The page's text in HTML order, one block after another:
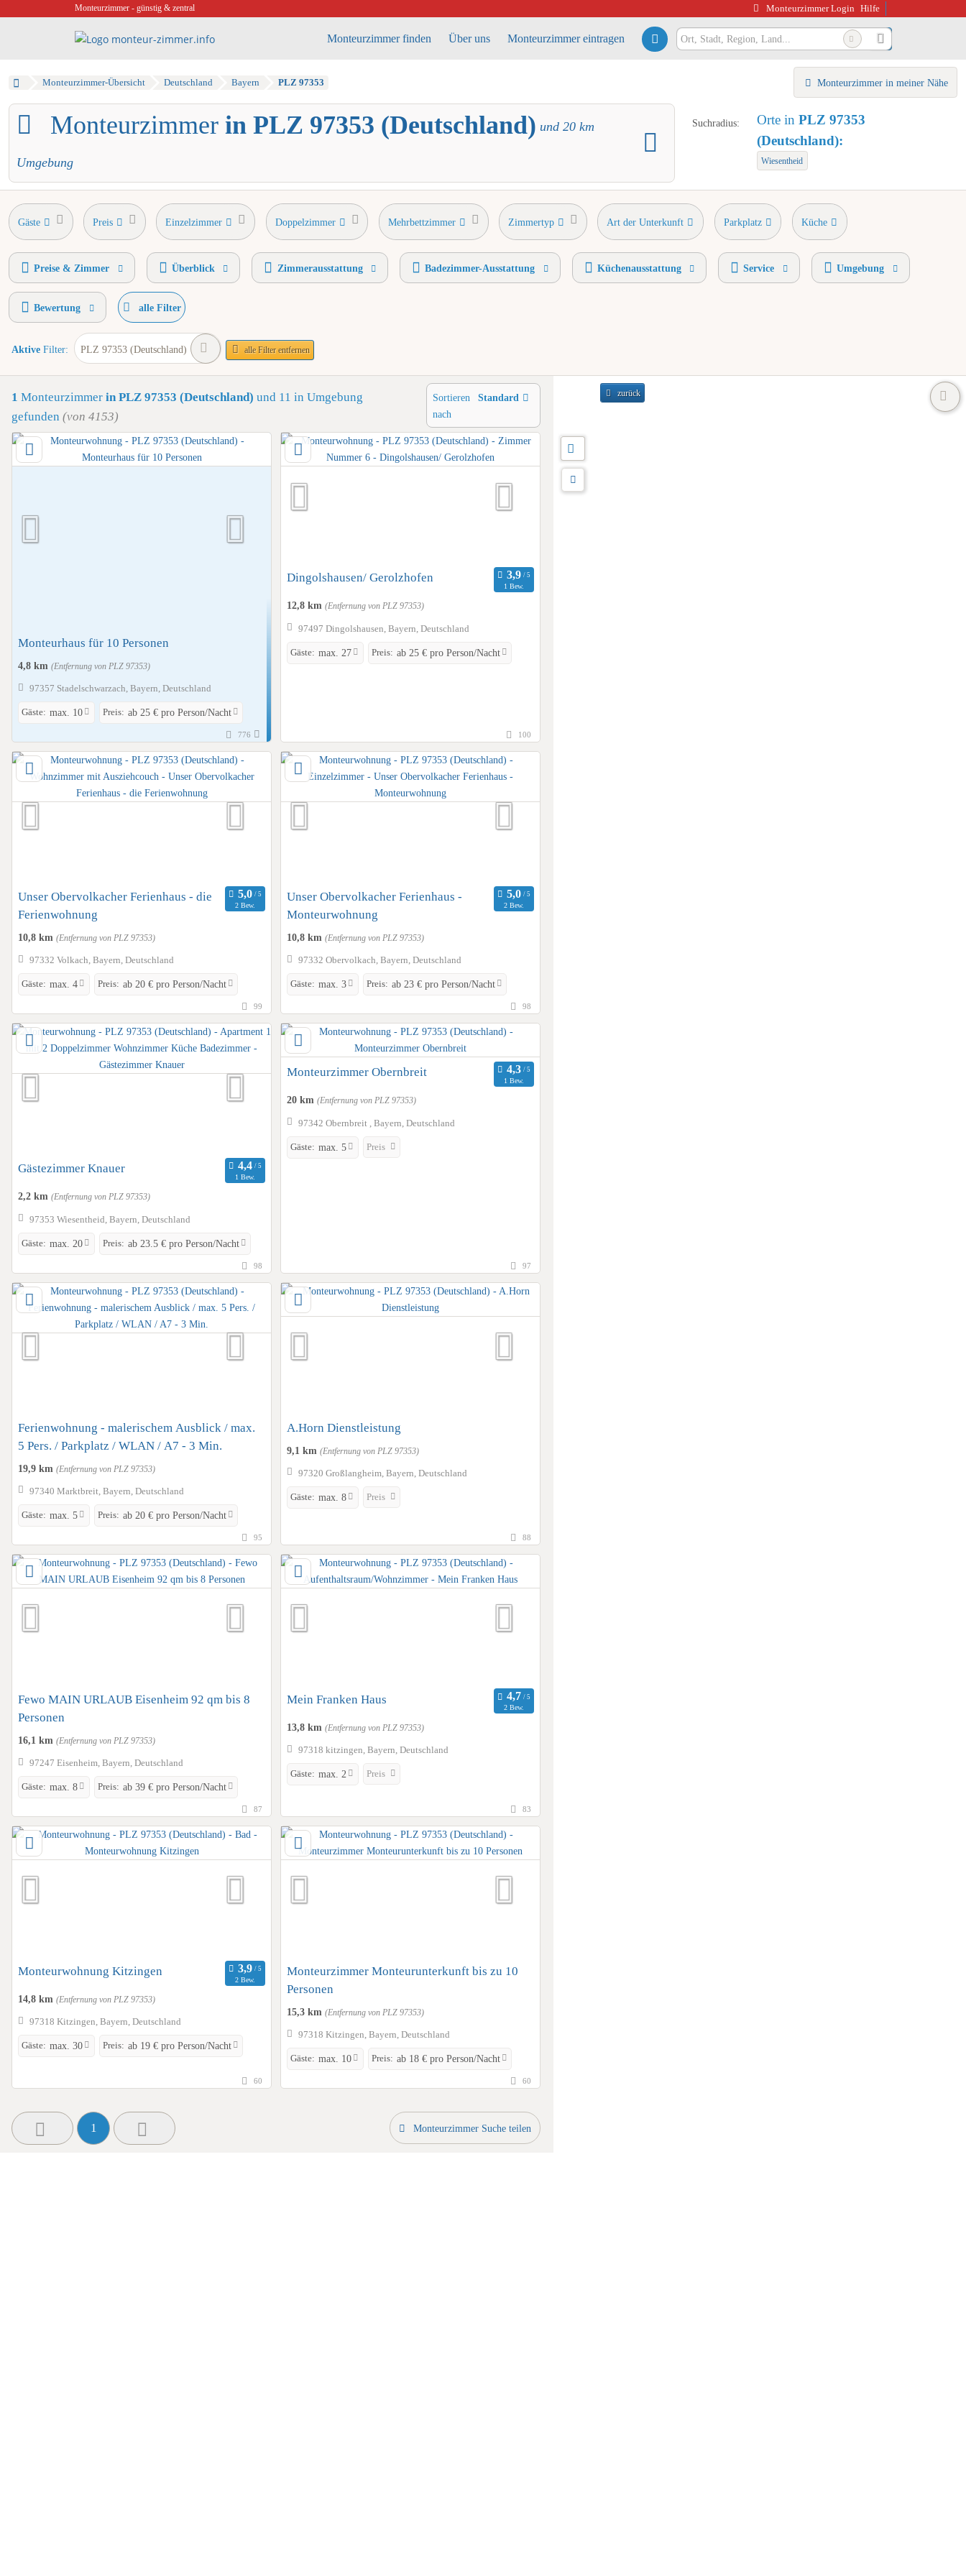
Monteurzimmer - günstig & zentral Monteurzimmer Login Hilfe
Monteurzimmer finden Über uns Monteurzimmer eintragen
Monteurzimmer-Übersicht Deutschland Bayern PLZ 97353 Monteurzimmer in meiner Nähe
Monteurzimmer in PLZ 97353 (Deutschland) und 20 km
Umgebung
Suchradius: Orte in PLZ 97353
(Deutschland):
Wiesentheid
Gäste Preis Einzelzimmer Doppelzimmer Mehrbettzimmer Zimmertyp Art der Unterkunft Parkplatz Küche
Einzelbetten
Preise & Zimmer Überblick Zimmerausstattung Badezimmer-Ausstattung Küchenausstattung Service Umgebung
Bewertung alle Filter
Aktive Filter: PLZ 97353 (Deutschland) alle Filter entfernen
1 Monteurzimmer in PLZ 97353 (Deutschland) und 11 in Umgebung
gefunden (von 4153)
Sortieren
nach
Standard
Monteurhaus für 10 Personen
4,8 km (Entfernung von PLZ 97353)
97357 Stadelschwarzach, Bayern, Deutschland
Gäste: max. 10 Preis: ab 25 € pro Person/Nacht
776
Dingolshausen/ Gerolzhofen
1 Bew.
12,8 km (Entfernung von PLZ 97353)
97497 Dingolshausen, Bayern, Deutschland
Gäste: max. 27 Preis: ab 25 € pro Person/Nacht
100
Unser Obervolkacher Ferienhaus - die
Ferienwohnung
2 Bew.
10,8 km (Entfernung von PLZ 97353)
97332 Volkach, Bayern, Deutschland
Gäste: max. 4 Preis: ab 20 € pro Person/Nacht
99
Unser Obervolkacher Ferienhaus -
Monteurwohnung
2 Bew.
10,8 km (Entfernung von PLZ 97353)
97332 Obervolkach, Bayern, Deutschland
Gäste: max. 3 Preis: ab 23 € pro Person/Nacht
98
Gästezimmer Knauer
1 Bew.
2,2 km (Entfernung von PLZ 97353)
97353 Wiesentheid, Bayern, Deutschland
Gäste: max. 20 Preis: ab 23.5 € pro Person/Nacht
98
Monteurzimmer Obernbreit
1 Bew.
20 km (Entfernung von PLZ 97353)
97342 Obernbreit , Bayern, Deutschland
Gäste: max. 5 Preis
97
Ferienwohnung - malerischem Ausblick / max.
5 Pers. / Parkplatz / WLAN / A7 - 3 Min.
19,9 km (Entfernung von PLZ 97353)
97340 Marktbreit, Bayern, Deutschland
Gäste: max. 5 Preis: ab 20 € pro Person/Nacht
95
A.Horn Dienstleistung
9,1 km (Entfernung von PLZ 97353)
97320 Großlangheim, Bayern, Deutschland
Gäste: max. 8 Preis
88
Fewo MAIN URLAUB Eisenheim 92 qm bis 8
Personen
16,1 km (Entfernung von PLZ 97353)
97247 Eisenheim, Bayern, Deutschland
Gäste: max. 8 Preis: ab 39 € pro Person/Nacht
87
Mein Franken Haus
2 Bew.
13,8 km (Entfernung von PLZ 97353)
97318 kitzingen, Bayern, Deutschland
Gäste: max. 2 Preis
83
Monteurwohnung Kitzingen
2 Bew.
14,8 km (Entfernung von PLZ 97353)
97318 Kitzingen, Bayern, Deutschland
Gäste: max. 30 Preis: ab 19 € pro Person/Nacht
60
Monteurzimmer Monteurunterkunft bis zu 10
Personen
15,3 km (Entfernung von PLZ 97353)
97318 Kitzingen, Bayern, Deutschland
Gäste: max. 10 Preis: ab 18 € pro Person/Nacht
60
1 Monteurzimmer Suche teilen
zurück